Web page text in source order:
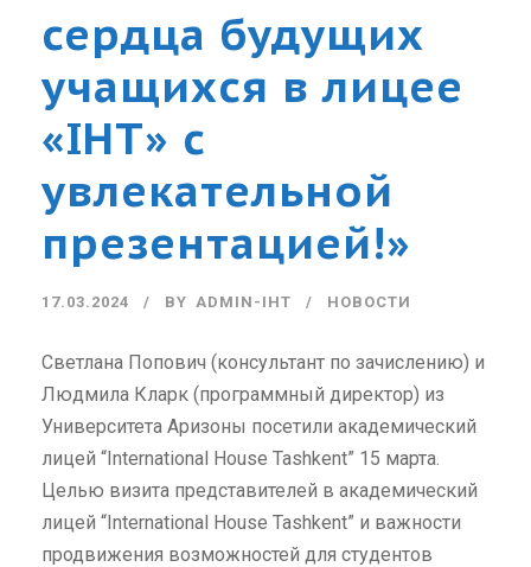
сердца будущих
учащихся в лицее
«IHT» с
увлекательной
презентацией!»
17.03.2024 BY ADMIN-IHT НОВОСТИ
Светлана Попович (консультант по зачислению) и
Людмила Кларк (программный директор) из
Университета Аризоны посетили академический
лицей “International House Tashkent” 15 марта.
Целью визита представителей в академический
лицей “International House Tashkent” и важности
продвижения возможностей для студентов